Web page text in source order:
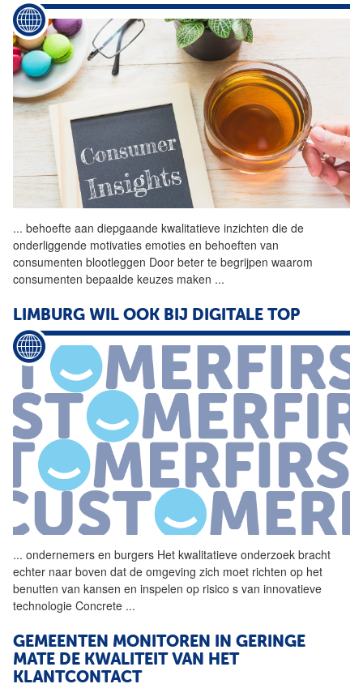
... behoefte aan diepgaande kwalitatieve inzichten die de
onderliggende motivaties emoties en behoeften van
consumenten blootleggen Door beter te begrijpen waarom
consumenten bepaalde keuzes maken ...
LIMBURG WIL OOK BIJ DIGITALE TOP
... ondernemers en burgers Het kwalitatieve onderzoek bracht
echter naar boven dat de omgeving zich moet richten op het
benutten van kansen en inspelen op risico s van innovatieve
technologie Concrete ...
GEMEENTEN MONITOREN IN GERINGE
MATE DE KWALITEIT VAN HET
KLANTCONTACT